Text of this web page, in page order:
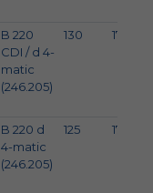
B 220
CDI / d 4-
matic
(246.205)
130 177
B 220 d
4-matic
(246.205)
125 170